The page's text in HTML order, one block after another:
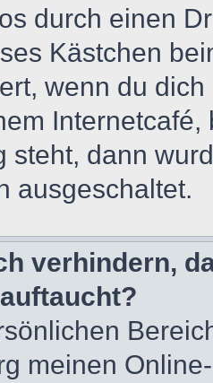
durch einen
Kästchen
wenn du
steht, dann
ausgeschaltet.
verhindern,
meinen